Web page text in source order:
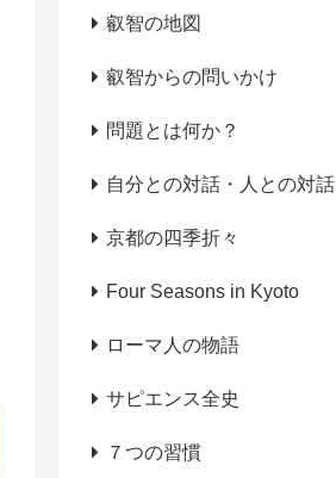
叡智の地図
叡智からの問いかけ
問題とは何か？
自分との対話・人との対話
京都の四季折々
Four Seasons in Kyoto
ローマ人の物語
サピエンス全史
７つの習慣